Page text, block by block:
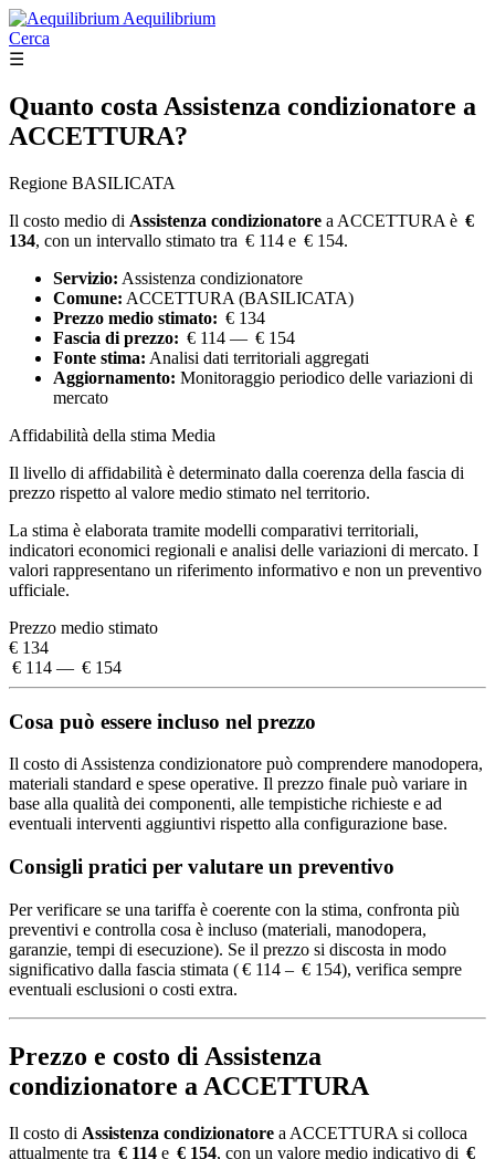
Aequilibrium
Cerca
☰
Quanto costa Assistenza condizionatore a
ACCETTURA?
Regione BASILICATA
Il costo medio di Assistenza condizionatore a ACCETTURA è €
134, con un intervallo stimato tra € 114 e € 154.
Servizio: Assistenza condizionatore
Comune: ACCETTURA (BASILICATA)
Prezzo medio stimato: € 134
Fascia di prezzo: € 114 — € 154
Fonte stima: Analisi dati territoriali aggregati
Aggiornamento: Monitoraggio periodico delle variazioni di
mercato
Affidabilità della stima Media
Il livello di affidabilità è determinato dalla coerenza della fascia di
prezzo rispetto al valore medio stimato nel territorio.
La stima è elaborata tramite modelli comparativi territoriali,
indicatori economici regionali e analisi delle variazioni di mercato. I
valori rappresentano un riferimento informativo e non un preventivo
ufficiale.
Prezzo medio stimato
€ 134
€ 114 — € 154
Cosa può essere incluso nel prezzo
Il costo di Assistenza condizionatore può comprendere manodopera,
materiali standard e spese operative. Il prezzo finale può variare in
base alla qualità dei componenti, alle tempistiche richieste e ad
eventuali interventi aggiuntivi rispetto alla configurazione base.
Consigli pratici per valutare un preventivo
Per verificare se una tariffa è coerente con la stima, confronta più
preventivi e controlla cosa è incluso (materiali, manodopera,
garanzie, tempi di esecuzione). Se il prezzo si discosta in modo
significativo dalla fascia stimata ( € 114 – € 154), verifica sempre
eventuali esclusioni o costi extra.
Prezzo e costo di Assistenza
condizionatore a ACCETTURA
Il costo di Assistenza condizionatore a ACCETTURA si colloca
attualmente tra € 114 e € 154, con un valore medio indicativo di €